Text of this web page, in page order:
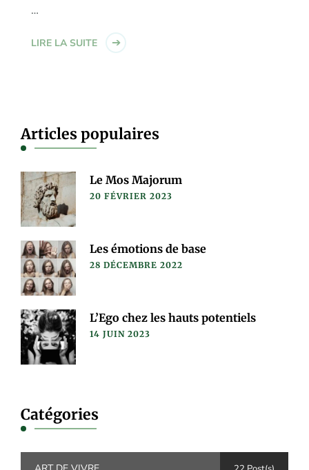
…
LIRE LA SUITE
Articles populaires
Le Mos Majorum
20 FÉVRIER 2023
Les émotions de base
28 DÉCEMBRE 2022
L’Ego chez les hauts potentiels
14 JUIN 2023
Catégories